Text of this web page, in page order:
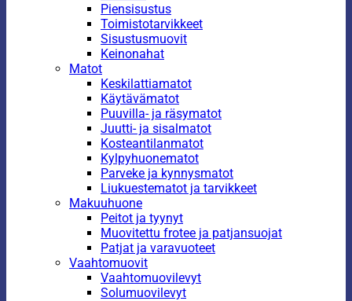
Piensisustus
Toimistotarvikkeet
Sisustusmuovit
Keinonahat
Matot
Keskilattiamatot
Käytävämatot
Puuvilla- ja räsymatot
Juutti- ja sisalmatot
Kosteantilanmatot
Kylpyhuonematot
Parveke ja kynnysmatot
Liukuestematot ja tarvikkeet
Makuuhuone
Peitot ja tyynyt
Muovitettu frotee ja patjansuojat
Patjat ja varavuoteet
Vaahtomuovit
Vaahtomuovilevyt
Solumuovilevyt